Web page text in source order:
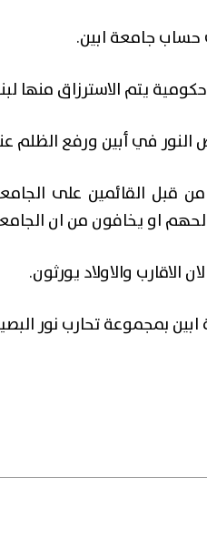
جامعة ابين.
يتم الاسترزاق منها
في أبين ورفع الظلم
من قبل القائمين على
او يخافون من ان
بمجموعة تحارب نور
اليمني للسلام
قراءة المزيد